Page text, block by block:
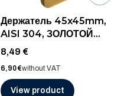
Держатель 45x45mm,
AISI 304, ЗОЛОТОЙ
ШЛИФ
Price
8,49 €
Price
6,90 €without VAT
View product